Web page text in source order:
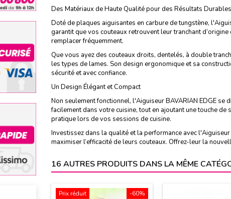
Des Matériaux de Haute Qualité pour des Résultats Durables
Doté de plaques aiguisantes en carbure de tungstène,
garantit que vos couteaux retrouvent leur tranchant
remplacer fréquemment.
Que vous ayez des couteaux droits, dentelés, à double
les types de lames. Son design ergonomique et sa
sécurité et avec confiance.
Un Design Élégant et Compact
Non seulement fonctionnel, l'Aiguiseur BAVARIAN EDGE
facilement dans votre cuisine, tout en ajoutant une touche
pratique lors de vos sessions de cuisine.
Investissez dans la qualité et la performance avec
maximiser l’efficacité de leurs couteaux. Offrez-leur la
16 AUTRES PRODUITS DANS LA MÊME
-60%
Prix réduit